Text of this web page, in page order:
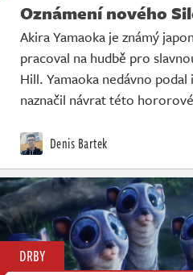
Oznámení nového
Akira Yamaoka je známý
pracoval na hudbě pro
Hill. Yamaoka nedávno
naznačil návrat této
Denis Bartek
DRBY